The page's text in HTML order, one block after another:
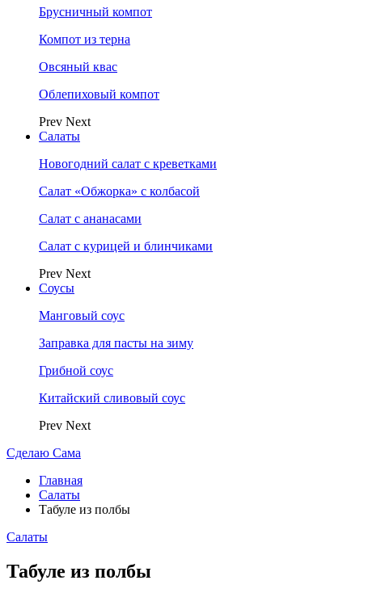
Брусничный компот
Компот из терна
Овсяный квас
Облепиховый компот
Prev Next
Салаты
Новогодний салат с креветками
Салат «Обжорка» с колбасой
Салат с ананасами
Салат с курицей и блинчиками
Prev Next
Соусы
Манговый соус
Заправка для пасты на зиму
Грибной соус
Китайский сливовый соус
Prev Next
Сделаю Сама
Главная
Салаты
Табуле из полбы
Салаты
Табуле из полбы